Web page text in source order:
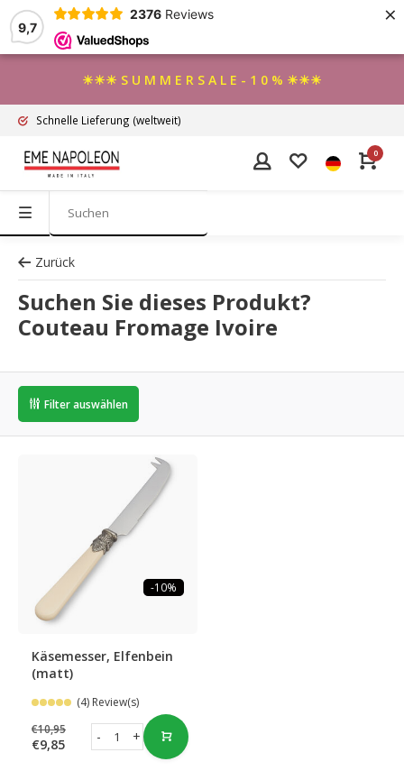
9,7
2376 Reviews ×
☀☀☀ S U M M E R S A L E - 1 0 % ☀☀☀
Schnelle Lieferung (weltweit)
0
Zurück
Suchen Sie dieses Produkt?
Couteau Fromage Ivoire
Filter auswählen
-10%
Käsemesser, Elfenbein
(matt)
(4) Review(s)
€10,95
€9,85 +
-